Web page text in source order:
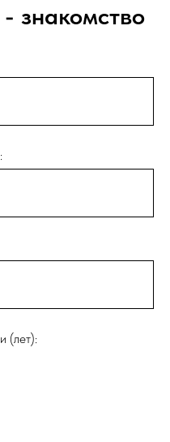
знакомство
(лет):